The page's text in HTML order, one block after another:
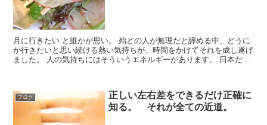
月に行きたい と誰かが思い。 殆どの人が無理だと諦める中、どうに
か行きたいと思い続ける熱い気持ちが、時間をかけてそれを成し遂げ
ました。 人の気持ちにはそういうエネルギーがあります。 日本だっ
ブログ
正しい左右差をできるだけ正確に
知る。 それが全ての近道。